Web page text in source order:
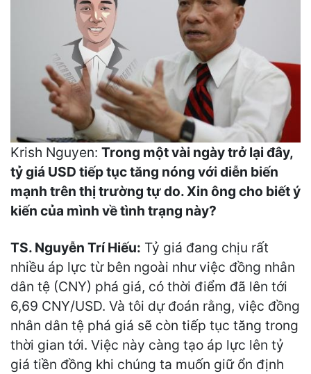
Krish Nguyen: Trong một vài ngày trở lại đây,
tỷ giá USD tiếp tục tăng nóng với diễn biến
mạnh trên thị trường tự do. Xin ông cho biết ý
kiến của mình về tình trạng này?
TS. Nguyễn Trí Hiếu: Tỷ giá đang chịu rất
nhiều áp lực từ bên ngoài như việc đồng nhân
dân tệ (CNY) phá giá, có thời điểm đã lên tới
6,69 CNY/USD. Và tôi dự đoán rằng, việc đồng
nhân dân tệ phá giá sẽ còn tiếp tục tăng trong
thời gian tới. Việc này càng tạo áp lực lên tỷ
giá tiền đồng khi chúng ta muốn giữ ổn định